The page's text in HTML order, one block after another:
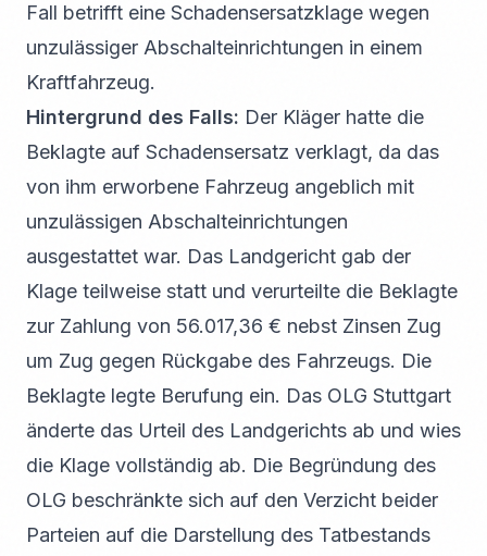
Fall betrifft eine Schadensersatzklage wegen
unzulässiger Abschalteinrichtungen in einem
Kraftfahrzeug.
Hintergrund des Falls: Der Kläger hatte die
Beklagte auf Schadensersatz verklagt, da das
von ihm erworbene Fahrzeug angeblich mit
unzulässigen Abschalteinrichtungen
ausgestattet war. Das Landgericht gab der
Klage teilweise statt und verurteilte die Beklagte
zur Zahlung von 56.017,36 € nebst Zinsen Zug
um Zug gegen Rückgabe des Fahrzeugs. Die
Beklagte legte Berufung ein. Das OLG Stuttgart
änderte das Urteil des Landgerichts ab und wies
die Klage vollständig ab. Die Begründung des
OLG beschränkte sich auf den Verzicht beider
Parteien auf die Darstellung des Tatbestands